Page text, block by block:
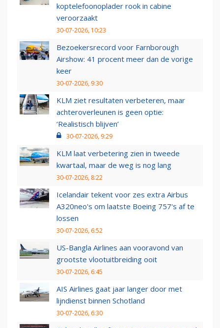
koptelefoonoplader rook in cabine
veroorzaakt
30-07-2026, 10:23
Bezoekersrecord voor Farnborough
Airshow: 41 procent meer dan de vorige
keer
30-07-2026, 9:30
KLM ziet resultaten verbeteren, maar
achteroverleunen is geen optie:
‘Realistisch blijven’
30-07-2026, 9:29
KLM laat verbetering zien in tweede
kwartaal, maar de weg is nog lang
30-07-2026, 8:22
Icelandair tekent voor zes extra Airbus
A320neo's om laatste Boeing 757's af te
lossen
30-07-2026, 6:52
US-Bangla Airlines aan vooravond van
grootste vlootuitbreiding ooit
30-07-2026, 6:45
AIS Airlines gaat jaar langer door met
lijndienst binnen Schotland
30-07-2026, 6:30